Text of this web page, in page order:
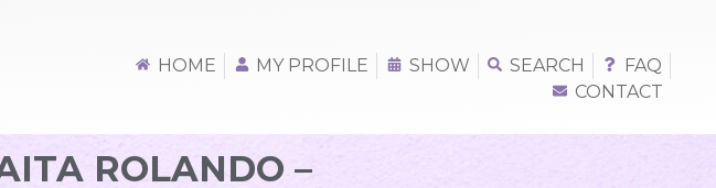
HOME MY PROFILE SHOW SEARCH
FAQ
CONTACT
ROLANDO –